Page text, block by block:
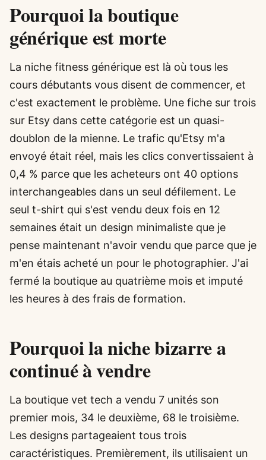
Pourquoi la boutique
générique est morte
La niche fitness générique est là où tous les
cours débutants vous disent de commencer, et
c'est exactement le problème. Une fiche sur trois
sur Etsy dans cette catégorie est un quasi-
doublon de la mienne. Le trafic qu'Etsy m'a
envoyé était réel, mais les clics convertissaient à
0,4 % parce que les acheteurs ont 40 options
interchangeables dans un seul défilement. Le
seul t-shirt qui s'est vendu deux fois en 12
semaines était un design minimaliste que je
pense maintenant n'avoir vendu que parce que je
m'en étais acheté un pour le photographier. J'ai
fermé la boutique au quatrième mois et imputé
les heures à des frais de formation.
Pourquoi la niche bizarre a
continué à vendre
La boutique vet tech a vendu 7 unités son
premier mois, 34 le deuxième, 68 le troisième.
Les designs partageaient tous trois
caractéristiques. Premièrement, ils utilisaient un